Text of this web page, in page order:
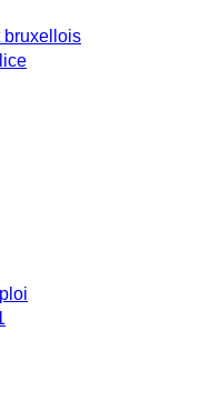
bruxellois